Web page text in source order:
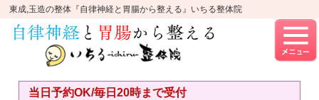
東成,玉造の整体『自律神経と胃腸から整える』いちる整体院
当日予約OK/毎日20時まで受付